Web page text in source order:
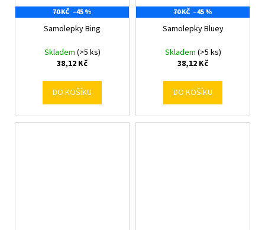
70 KČ –45 %
Samolepky Bing
Skladem (>5 ks)
38,12 Kč
DO KOŠÍKU
70 KČ –45 %
Samolepky Bluey
Skladem (>5 ks)
38,12 Kč
DO KOŠÍKU